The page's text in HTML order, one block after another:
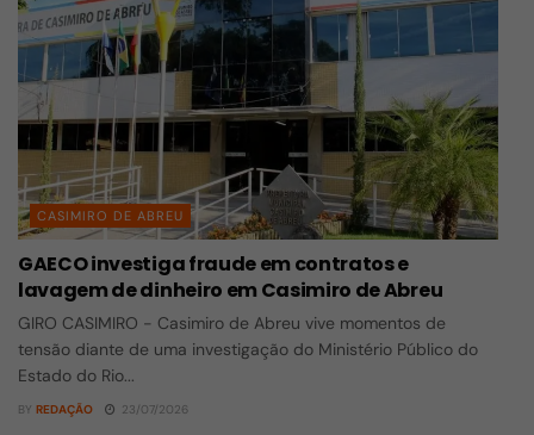
CASIMIRO DE ABREU
GAECO investiga fraude em contratos e
lavagem de dinheiro em Casimiro de Abreu
GIRO CASIMIRO - Casimiro de Abreu vive momentos de
tensão diante de uma investigação do Ministério Público do
Estado do Rio...
BY REDAÇÃO 23/07/2026